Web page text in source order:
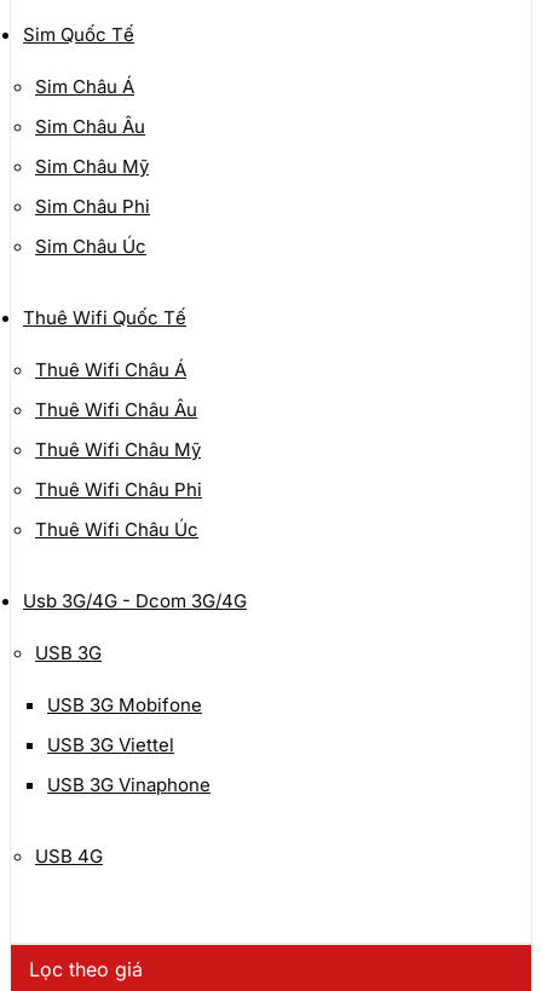
Sim Quốc Tế
Sim Châu Á
Sim Châu Âu
Sim Châu Mỹ
Sim Châu Phi
Sim Châu Úc
Thuê Wifi Quốc Tế
Thuê Wifi Châu Á
Thuê Wifi Châu Âu
Thuê Wifi Châu Mỹ
Thuê Wifi Châu Phi
Thuê Wifi Châu Úc
Usb 3G/4G - Dcom 3G/4G
USB 3G
USB 3G Mobifone
USB 3G Viettel
USB 3G Vinaphone
USB 4G
Lọc theo giá